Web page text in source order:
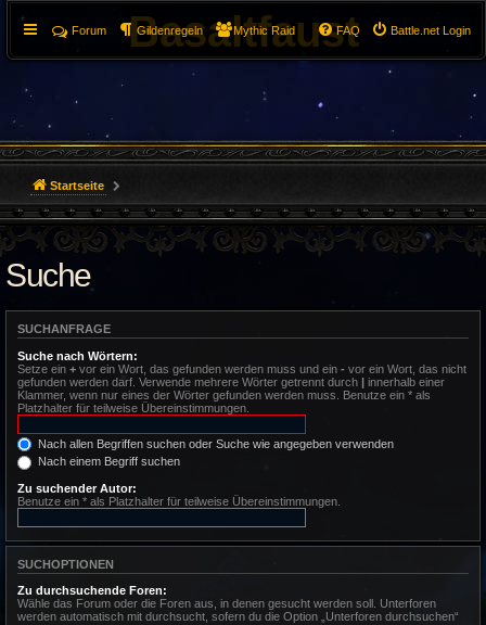
Basaltfaust Battle.net Login
FAQ
Forum Gildenregeln Mythic Raid
Startseite
Suche
SUCHANFRAGE
Suche nach Wörtern:
Setze ein + vor ein Wort, das gefunden werden muss und ein - vor ein Wort, das nicht
gefunden werden darf. Verwende mehrere Wörter getrennt durch | innerhalb einer
Klammer, wenn nur eines der Wörter gefunden werden muss. Benutze ein * als
Platzhalter für teilweise Übereinstimmungen.
Nach allen Begriffen suchen oder Suche wie angegeben verwenden
Nach einem Begriff suchen
Zu suchender Autor:
Benutze ein * als Platzhalter für teilweise Übereinstimmungen.
SUCHOPTIONEN
Zu durchsuchende Foren:
Wähle das Forum oder die Foren aus, in denen gesucht werden soll. Unterforen
werden automatisch mit durchsucht, sofern du die Option „Unterforen durchsuchen“